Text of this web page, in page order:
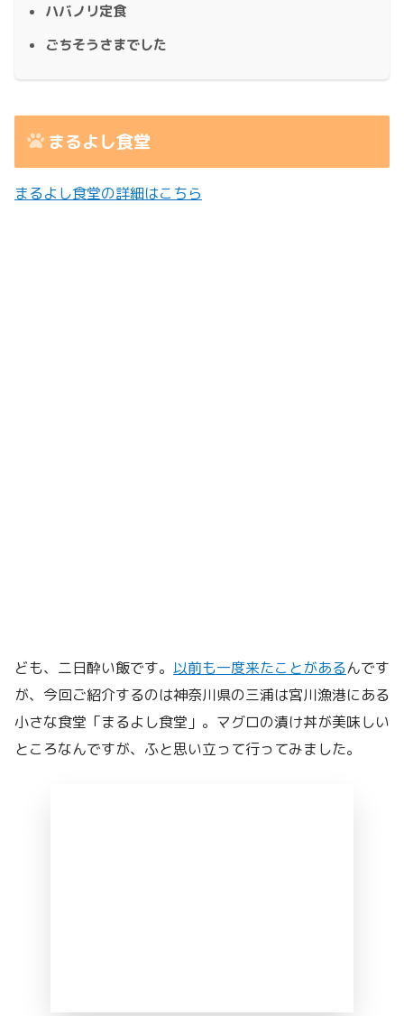
ハバノリ定食
ごちそうさまでした
まるよし食堂
まるよし食堂の詳細はこちら
ども、二日酔い飯です。 以前も一度来たことがあるんです
が、今回ご紹介するのは神奈川県の三浦は宮川漁港にある
小さな食堂「まるよし食堂」。マグロの漬け丼が美味しい
ところなんですが、ふと思い立って行ってみました。